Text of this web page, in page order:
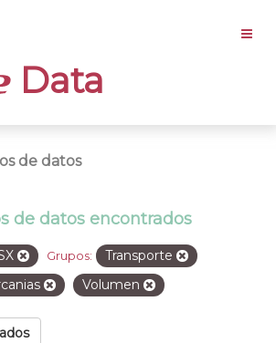
Data
de datos
de datos encontrados
Grupos: Transporte
Volumen